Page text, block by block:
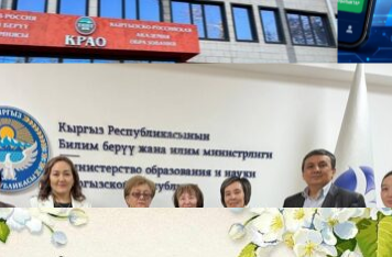
образования
13.07.2026
КЫРГЫЗКО-РОССИЙСКАЯ
ОБРАЗОВАНИЯ
10.07.2026
Медиа
СУЗАКТА 750 ОРУНДУУ
ПАЙДАЛАНУУГА БЕРИЛЕТ
07.08.2025